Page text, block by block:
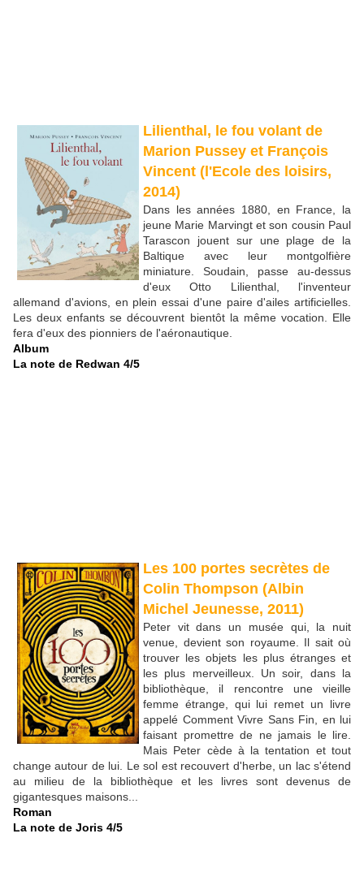
Lilienthal, le fou volant de
Marion Pussey et François
Vincent (l'Ecole des loisirs,
2014)
Dans les années 1880, en France, la
jeune Marie Marvingt et son cousin Paul
Tarascon jouent sur une plage de la
Baltique avec leur montgolfière
miniature. Soudain, passe au-dessus
d'eux Otto Lilienthal, l'inventeur
allemand d'avions, en plein essai d'une paire d'ailes artificielles.
Les deux enfants se découvrent bientôt la même vocation. Elle
fera d'eux des pionniers de l'aéronautique.
Album
La note de Redwan 4/5
Les 100 portes secrètes de
Colin Thompson (Albin
Michel Jeunesse, 2011)
Peter vit dans un musée qui, la nuit
venue, devient son royaume. Il sait où
trouver les objets les plus étranges et
les plus merveilleux. Un soir, dans la
bibliothèque, il rencontre une vieille
femme étrange, qui lui remet un livre
appelé Comment Vivre Sans Fin, en lui
faisant promettre de ne jamais le lire.
Mais Peter cède à la tentation et tout
change autour de lui. Le sol est recouvert d'herbe, un lac s'étend
au milieu de la bibliothèque et les livres sont devenus de
gigantesques maisons...
Roman
La note de Joris 4/5